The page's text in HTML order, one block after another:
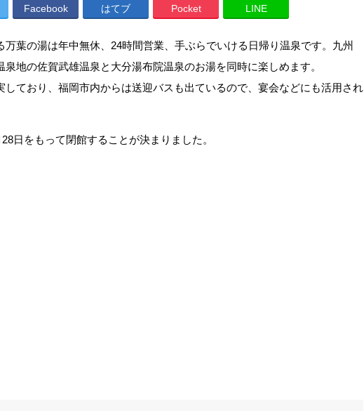
Facebook はてブ Pocket LINE
万葉の湯は年中無休、24時間営業、手ぶらでいける日帰り温泉です。九州
泉地の佐賀武雄温泉と大分湯布院温泉のお湯を同時に楽しめます。
しており、福岡市内からは送迎バスも出ているので、宴会などにも活用され
日をもって閉館することが決まりました。